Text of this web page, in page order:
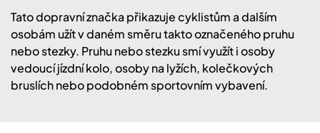
Tato dopravní značka přikazuje cyklistům a dalším
osobám užít v daném směru takto označeného pruhu
nebo stezky. Pruhu nebo stezku smí využít i osoby
vedoucí jízdní kolo, osoby na lyžích, kolečkových
bruslích nebo podobném sportovním vybavení.